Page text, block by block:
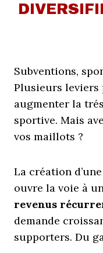
Subventions,
Plusieurs leviers
augmenter la
sportive. Mais
vos maillots ?
La création
ouvre la voie à
revenus
demande
supporters. Du